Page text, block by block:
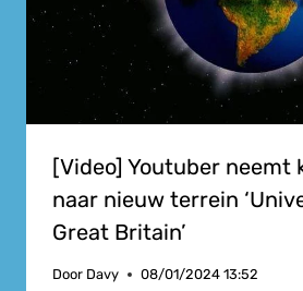
[Video] Youtuber neemt
naar nieuw terrein
Great Britain’
Door Davy 08/01/2024 13:52